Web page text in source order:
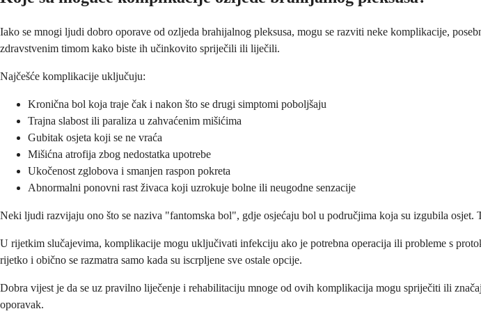
Iako se mnogi ljudi dobro oporave od ozljeda brahijalnog pleksusa, mogu se razviti neke komplikacije,
zdravstvenim timom kako biste ih učinkovito spriječili ili liječili.
Najčešće komplikacije uključuju:
Kronična bol koja traje čak i nakon što se drugi simptomi poboljšaju
Trajna slabost ili paraliza u zahvaćenim mišićima
Gubitak osjeta koji se ne vraća
Mišićna atrofija zbog nedostatka upotrebe
Ukočenost zglobova i smanjen raspon pokreta
Abnormalni ponovni rast živaca koji uzrokuje bolne ili neugodne senzacije
Neki ljudi razvijaju ono što se naziva "fantomska bol", gdje osjećaju bol u područjima koja su izgubila
U rijetkim slučajevima, komplikacije mogu uključivati infekciju ako je potrebna operacija ili probleme s
rijetko i obično se razmatra samo kada su iscrpljene sve ostale opcije.
Dobra vijest je da se uz pravilno liječenje i rehabilitaciju mnoge od ovih komplikacija mogu spriječiti ili
oporavak.